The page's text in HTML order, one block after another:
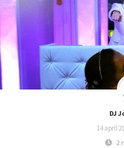
DJ
14 april
2